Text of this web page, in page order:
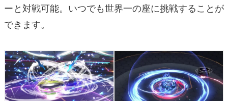
ーと対戦可能。いつでも世界一の座に挑戦することが
できます。